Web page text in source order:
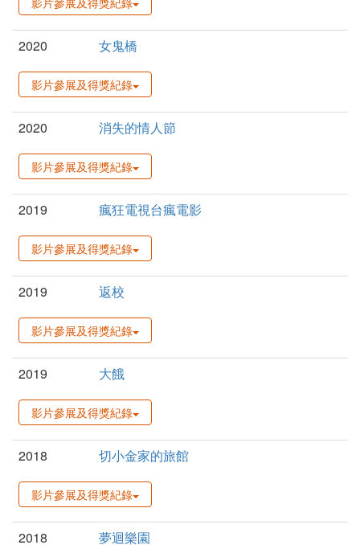
2020 女鬼橋
影片參展及得獎紀錄
2020 消失的情人節
影片參展及得獎紀錄
2019 瘋狂電視台瘋電影
影片參展及得獎紀錄
2019 返校
影片參展及得獎紀錄
2019 大餓
影片參展及得獎紀錄
2018 切小金家的旅館
影片參展及得獎紀錄
2018 夢迴樂園